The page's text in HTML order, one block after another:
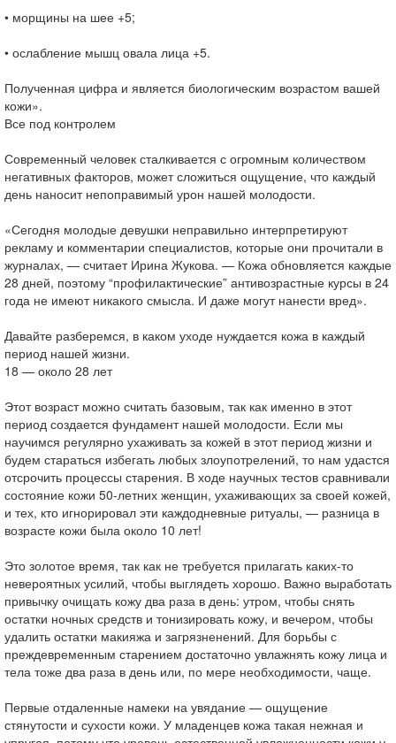
• морщины на шее +5;
• ослабление мышц овала лица +5.
Полученная цифра и является биологическим возрастом вашей
кожи».
Все под контролем
Современный человек сталкивается с огромным количеством
негативных факторов, может сложиться ощущение, что каждый
день наносит непоправимый урон нашей молодости.
«Сегодня молодые девушки неправильно интерпретируют
рекламу и комментарии специалистов, которые они прочитали в
журналах, — считает Ирина Жукова. — Кожа обновляется каждые
28 дней, поэтому “профилактические” антивозрастные курсы в 24
года не имеют никакого смысла. И даже могут нанести вред».
Давайте разберемся, в каком уходе нуждается кожа в каждый
период нашей жизни.
18 — около 28 лет
Этот возраст можно считать базовым, так как именно в этот
период создается фундамент нашей молодости. Если мы
научимся регулярно ухаживать за кожей в этот период жизни и
будем стараться избегать любых злоупотрелений, то нам удастся
отсрочить процессы старения. В ходе научных тестов сравнивали
состояние кожи 50-летних женщин, ухаживающих за своей кожей,
и тех, кто игнорировал эти каждодневные ритуалы, — разница в
возрасте кожи была около 10 лет!
Это золотое время, так как не требуется прилагать каких-то
невероятных усилий, чтобы выглядеть хорошо. Важно выработать
привычку очищать кожу два раза в день: утром, чтобы снять
остатки ночных средств и тонизировать кожу, и вечером, чтобы
удалить остатки макияжа и загрязненений. Для борьбы с
преждевременным старением достаточно увлажнять кожу лица и
тела тоже два раза в день или, по мере необходимости, чаще.
Первые отдаленные намеки на увядание — ощущение
стянутости и сухости кожи. У младенцев кожа такая нежная и